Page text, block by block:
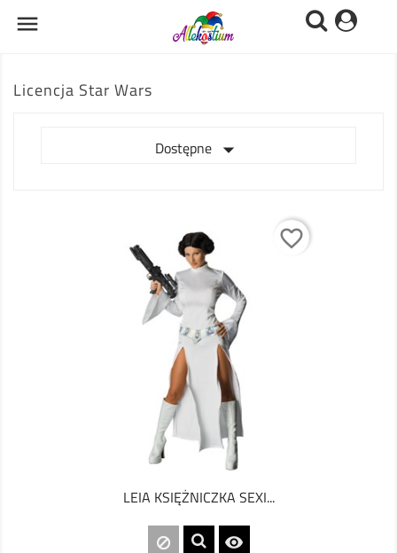

Licencja Star Wars
Dostępne 
favorite_border
LEIA KSIĘŻNICZKA SEXI...
